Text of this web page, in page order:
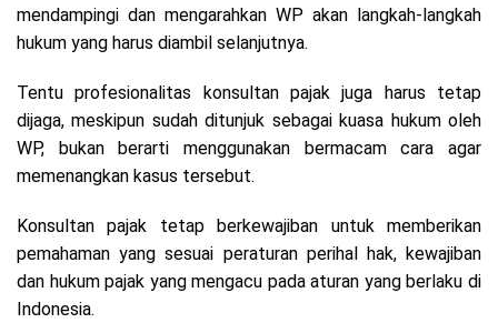
mendampingi dan mengarahkan WP akan langkah-langkah
hukum yang harus diambil selanjutnya.
Tentu profesionalitas konsultan pajak juga harus tetap
dijaga, meskipun sudah ditunjuk sebagai kuasa hukum oleh
WP, bukan berarti menggunakan bermacam cara agar
memenangkan kasus tersebut.
Konsultan pajak tetap berkewajiban untuk memberikan
pemahaman yang sesuai peraturan perihal hak, kewajiban
dan hukum pajak yang mengacu pada aturan yang berlaku di
Indonesia.